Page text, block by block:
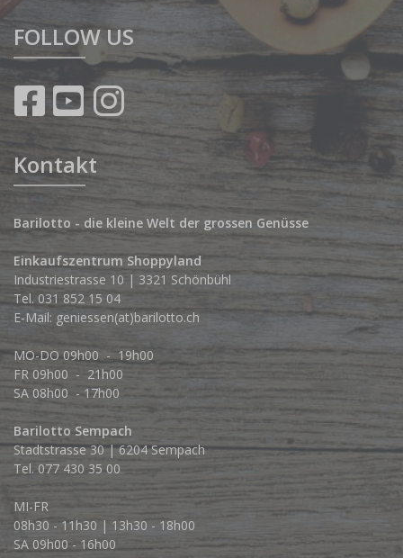
FOLLOW US
Kontakt
Barilotto - die kleine Welt der grossen Genüsse
Einkaufszentrum Shoppyland
Industriestrasse 10 | 3321 Schönbühl
Tel. 031 852 15 04
E-Mail: geniessen(at)barilotto.ch
MO-DO 09h00 - 19h00
FR 09h00 - 21h00
SA 08h00 - 17h00
Barilotto Sempach
Stadtstrasse 30 | 6204 Sempach
Tel. 077 430 35 00
MI-FR
08h30 - 11h30 | 13h30 - 18h00
SA 09h00 - 16h00